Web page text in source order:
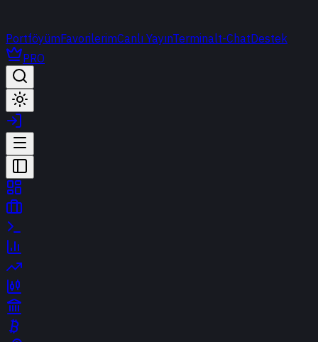
PortföyümFavorilerimCanlı YayınTerminalt-ChatDestek
PRO